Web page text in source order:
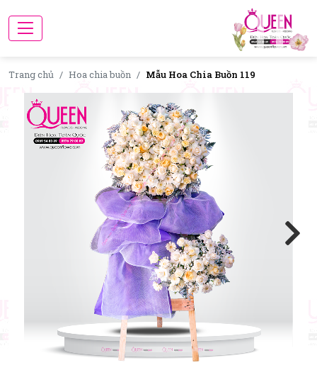
Trang chủ Hoa chia buồn Mẫu Hoa Chia Buồn 119